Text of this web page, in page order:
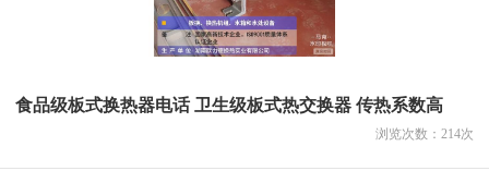
食品级板式换热器电话 卫生级板式热交换器 传热系数高
浏览次数： 214次